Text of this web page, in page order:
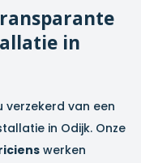
in
verzekerd van een
in Odijk. Onze
werken